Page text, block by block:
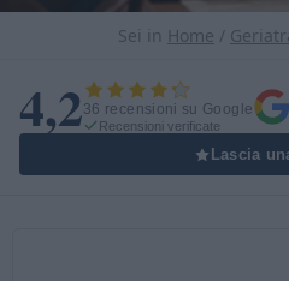
Sei in Home /
4,236 recensioni su Google
Recensioni verificate
Lascia